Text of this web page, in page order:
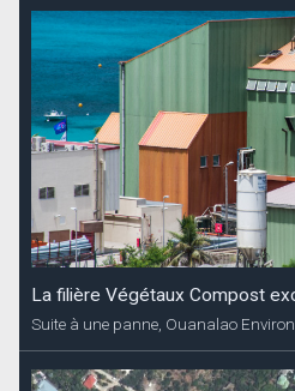
La filière Végétaux Compost
Suite à une panne, Ouanalao